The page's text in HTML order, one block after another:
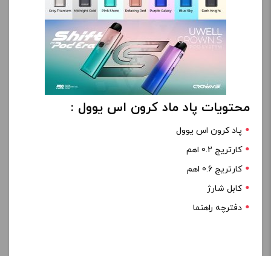
محتویات پاد ماد کرون اس یوول :
پاد کرون اس یوول
کارتریج 0.2 اهم
کارتریج 0.6 اهم
کابل شارژ
دفترچه راهنما